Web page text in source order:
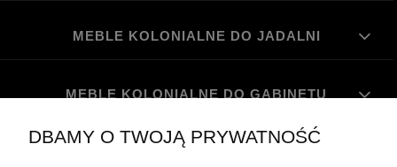
MEBLE KOLONIALNE DO JADALNI
MEBLE KOLONIALNE DO GABINETU
DBAMY O TWOJĄ PRYWATNOŚĆ